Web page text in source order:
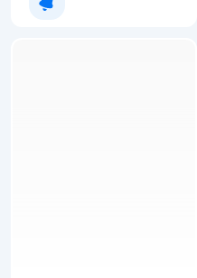
Уведомить о появлении